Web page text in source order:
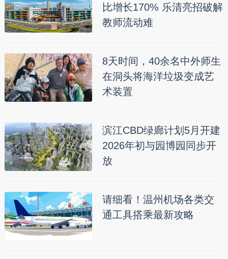
比增长170% 乐清亮招破解
教师流动难
8天时间，40余名中外师生
在洞头将海洋垃圾变成艺
术装置
滨江CBD绿廊计划5月开建
2026年初与园博园同步开
放
请细看！温州机场各类交
通工具搭乘最新攻略